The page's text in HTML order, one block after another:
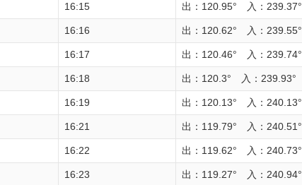
16:15 出：120.95° 入：239.37°
16:16 出：120.62° 入：239.55°
16:17 出：120.46° 入：239.74°
16:18 出：120.3° 入：239.93°
16:19 出：120.13° 入：240.13°
16:21 出：119.79° 入：240.51°
16:22 出：119.62° 入：240.73°
16:23 出：119.27° 入：240.94°